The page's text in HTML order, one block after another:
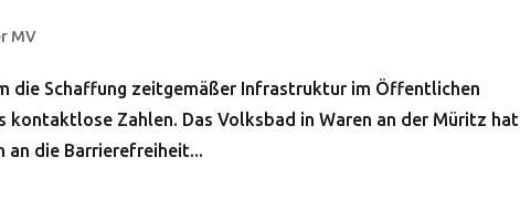
MV
die Schaffung zeitgemäßer Infrastruktur im Öffentlichen
kontaktlose Zahlen. Das Volksbad in Waren an der Müritz hat
an die Barrierefreiheit...